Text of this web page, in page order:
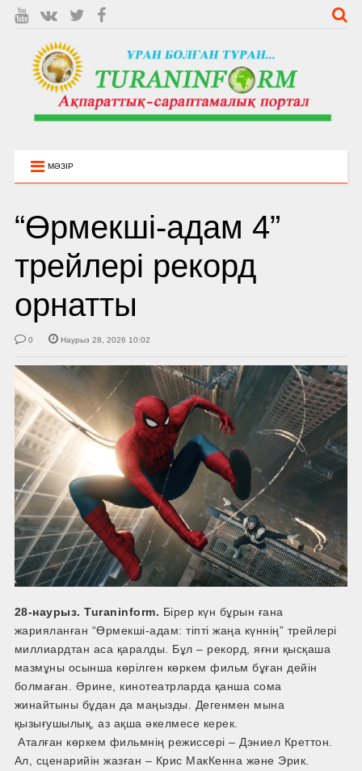
МӘЗІР
“Өрмекші-адам 4”
трейлері рекорд
орнатты
0 Наурыз 28, 2026 10:02
28-наурыз. Turaninform. Бірер күн бұрын ғана
жарияланған “Өрмекші-адам: тіпті жаңа күннің” трейлері
миллиардтан аса қаралды. Бұл – рекорд, яғни қысқаша
мазмұны осынша көрілген көркем фильм бұған дейін
болмаған. Әрине, кинотеатрларда қанша сома
жинайтыны бұдан да маңызды. Дегенмен мына
қызығушылық, аз ақша әкелмесе керек.
Аталған көркем фильмнің режиссері – Дэниел Креттон.
Ал, сценарийін жазған – Крис МакКенна және Эрик.